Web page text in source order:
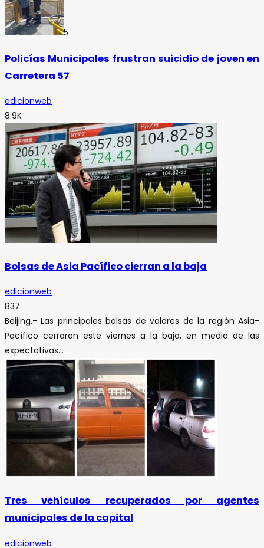
5
Policías Municipales frustran suicidio de joven en
Carretera 57
edicionweb
8.9K
Bolsas de Asia Pacífico cierran a la baja
edicionweb
837
Beijing.- Las principales bolsas de valores de la región Asia-
Pacífico cerraron este viernes a la baja, en medio de las
expectativas...
Tres vehículos recuperados por agentes
municipales de la capital
edicionweb